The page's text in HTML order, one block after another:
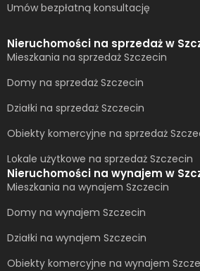
Umów bezpłatną konsultację​
Nieruchomości na sprzedaż w
Mieszkania na sprzedaż Szczecin
Domy na sprzedaż Szczecin
Działki na sprzedaż Szczecin
Obiekty komercyjne na sprzedaż
Lokale użytkowe na sprzedaż Szczecin
Nieruchomości na wynajem w
Mieszkania na wynajem Szczecin
Domy na wynajem Szczecin
Działki na wynajem Szczecin
Obiekty komercyjne na wynajem